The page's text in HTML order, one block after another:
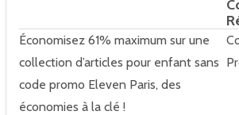
Économisez 61% maximum sur une
collection d’articles pour enfant sans
code promo Eleven Paris, des
économies à la clé !